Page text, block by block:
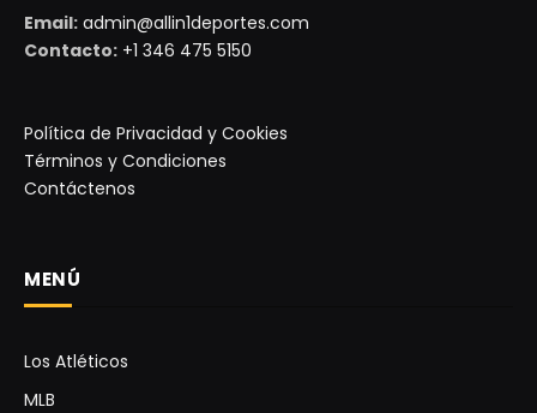
Email: admin@allin1deportes.com
Contacto: +1 346 475 5150
Política de Privacidad y Cookies
Términos y Condiciones
Contáctenos
MENÚ
Los Atléticos
MLB